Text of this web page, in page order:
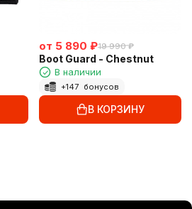
от 5 890 ₽19 990 ₽
Boot Guard - Chestnut
В наличии
+147 бонусов
В КОРЗИНУ